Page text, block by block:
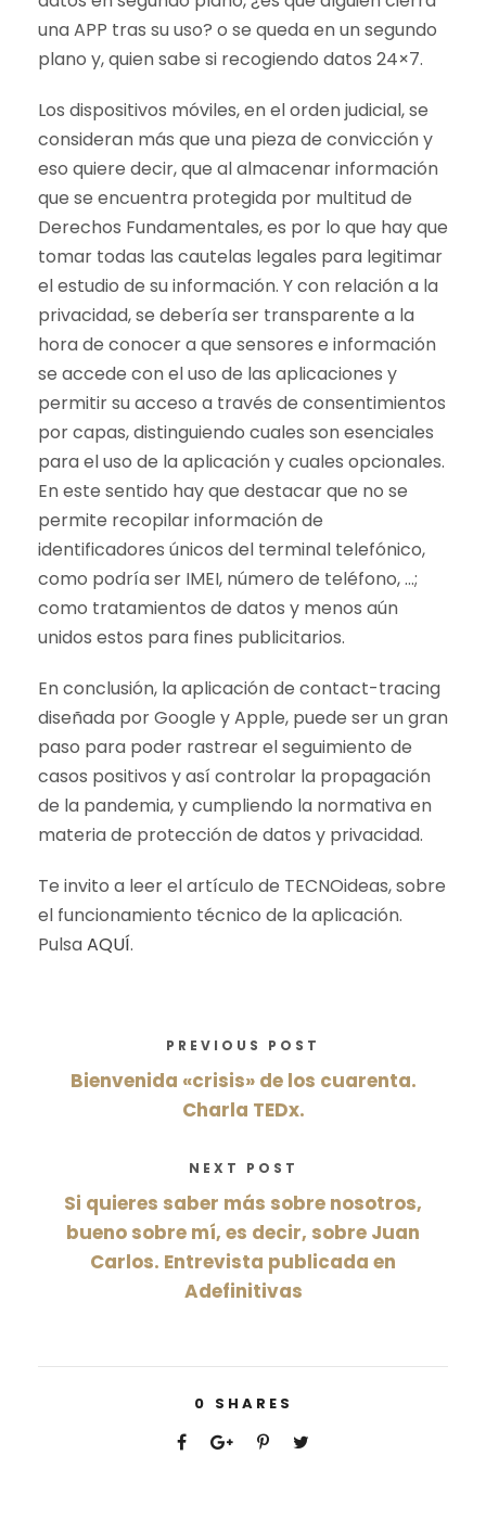
una APP tras su uso? o se queda en un segundo
plano y, quien sabe si recogiendo datos 24×7.
Los dispositivos móviles, en el orden judicial, se
consideran más que una pieza de convicción y
eso quiere decir, que al almacenar información
que se encuentra protegida por multitud de
Derechos Fundamentales, es por lo que hay que
tomar todas las cautelas legales para legitimar
el estudio de su información. Y con relación a la
privacidad, se debería ser transparente a la
hora de conocer a que sensores e información
se accede con el uso de las aplicaciones y
permitir su acceso a través de consentimientos
por capas, distinguiendo cuales son esenciales
para el uso de la aplicación y cuales opcionales.
En este sentido hay que destacar que no se
permite recopilar información de
identificadores únicos del terminal telefónico,
como podría ser IMEI, número de teléfono, …;
como tratamientos de datos y menos aún
unidos estos para fines publicitarios.
En conclusión, la aplicación de contact-tracing
diseñada por Google y Apple, puede ser un gran
paso para poder rastrear el seguimiento de
casos positivos y así controlar la propagación
de la pandemia, y cumpliendo la normativa en
materia de protección de datos y privacidad.
Te invito a leer el artículo de TECNOideas, sobre
el funcionamiento técnico de la aplicación.
PulsaAQUÍ.
PREVIOUS POST
Bienvenida «crisis» de los cuarenta.
Charla TEDx.
NEXT POST
Si quieres saber más sobre nosotros,
bueno sobre mí, es decir, sobre Juan
Carlos. Entrevista publicada en
Adefinitivas
0 SHARES